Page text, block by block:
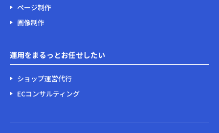
ページ制作
画像制作
運用をまるっとお任せしたい
ショップ運営代行
ECコンサルティング